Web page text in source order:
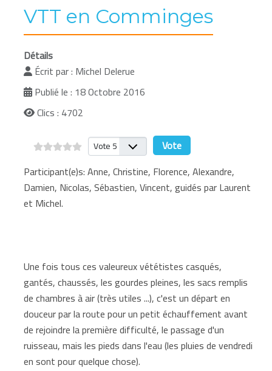
VTT en Comminges
Détails
Écrit par : Michel Delerue
Publié le : 18 Octobre 2016
Clics : 4702
Veuillez voter
Participant(e)s: Anne, Christine, Florence, Alexandre,
Damien, Nicolas, Sébastien, Vincent, guidés par Laurent
et Michel.
Une fois tous ces valeureux vététistes casqués,
gantés, chaussés, les gourdes pleines, les sacs remplis
de chambres à air (très utiles ...), c'est un départ en
douceur par la route pour un petit échauffement avant
de rejoindre la première difficulté, le passage d'un
ruisseau, mais les pieds dans l'eau (les pluies de vendredi
en sont pour quelque chose).